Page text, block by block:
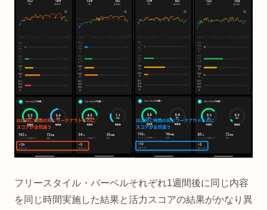
フリースタイル・バーベルそれぞれ1週間後に同じ内容
を同じ時間実施した結果と活力スコアの結果がかなり異